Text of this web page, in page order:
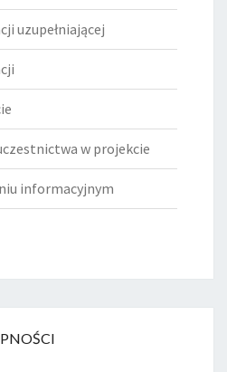
uzupełniającej
w projekcie
informacyjnym